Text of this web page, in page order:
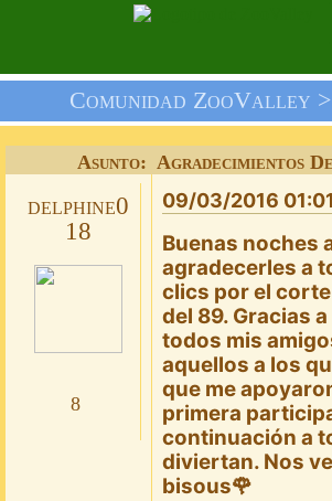
Comunidad ZooValley >
Asunto: Agradecimientos
delphine0
18
8
09/03/2016
Buenas noches
agradecerles a
clics por el
del 89. Gracias
todos mis
aquellos a los
que me
primera
continuación a
diviertan. Nos
bisous🌹